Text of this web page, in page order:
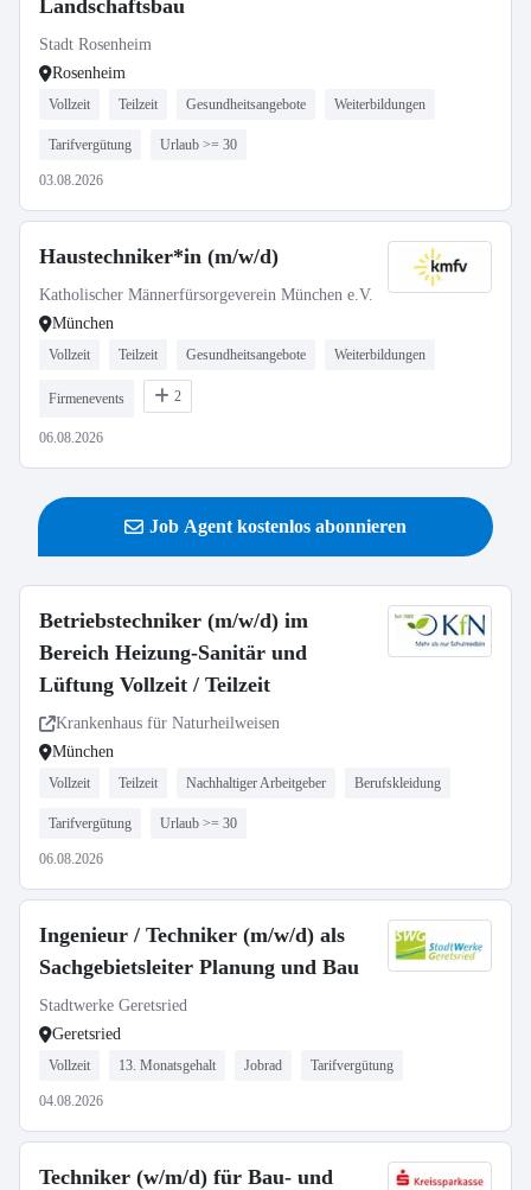
Landschaftsbau
Stadt Rosenheim
Rosenheim
Vollzeit Teilzeit Gesundheitsangebote Weiterbildungen
Tarifvergütung Urlaub >= 30
03.08.2026
Haustechniker*in (m/w/d)
Katholischer Männerfürsorgeverein München e.V.
München
Vollzeit Teilzeit Gesundheitsangebote Weiterbildungen
Firmenevents 2
06.08.2026
Job Agent kostenlos abonnieren
Betriebstechniker (m/w/d) im
Bereich Heizung-Sanitär und
Lüftung Vollzeit / Teilzeit
Krankenhaus für Naturheilweisen
München
Vollzeit Teilzeit Nachhaltiger Arbeitgeber Berufskleidung
Tarifvergütung Urlaub >= 30
06.08.2026
Ingenieur / Techniker (m/w/d) als
Sachgebietsleiter Planung und Bau
Stadtwerke Geretsried
Geretsried
Vollzeit 13. Monatsgehalt Jobrad Tarifvergütung
04.08.2026
Techniker (w/m/d) für Bau- und